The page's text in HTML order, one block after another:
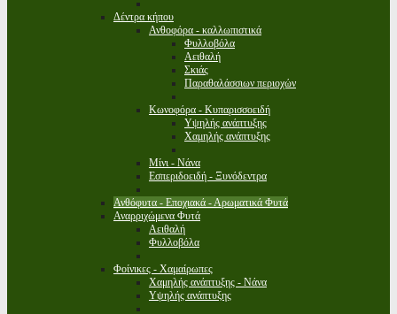
Δέντρα κήπου
Ανθοφόρα - καλλωπιστικά
Φυλλοβόλα
Αειθαλή
Σκιάς
Παραθαλάσσιων περιοχών
Κωνοφόρα - Κυπαρισσοειδή
Υψηλής ανάπτυξης
Χαμηλής ανάπτυξης
Μίνι - Νάνα
Εσπεριδοειδή - Ξυνόδεντρα
Ανθόφυτα - Εποχιακά - Αρωματικά Φυτά
Αναρριχώμενα Φυτά
Αειθαλή
Φυλλοβόλα
Φοίνικες - Χαμαίρωπες
Χαμηλής ανάπτυξης - Νάνα
Υψηλής ανάπτυξης